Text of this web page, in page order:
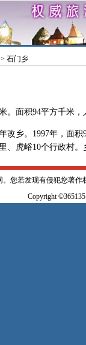
石门乡
面积94平方千米，
乡。1997年，面积
、虎峪10个行政村
您若发现有侵犯您著
Copyright